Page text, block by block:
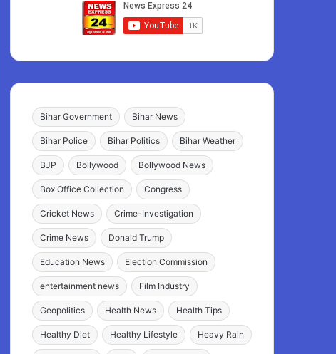
Bihar Government Bihar News
Bihar Police Bihar Politics Bihar Weather
BJP Bollywood Bollywood News
Box Office Collection Congress
Cricket News Crime-Investigation
Crime News Donald Trump
Education News Election Commission
entertainment news Film Industry
Geopolitics Health News Health Tips
Healthy Diet Healthy Lifestyle Heavy Rain